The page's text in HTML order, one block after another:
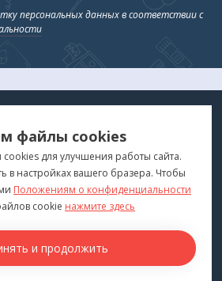
персональных данных в соответствии с
КОНТАКТЫ
г. Владивосток
файлы cookies
для улучшения работы сайта.
в настройках вашего бразера. Чтобы
Положениям о конфиденциальности
cookie нажмите здесь
и продолжить